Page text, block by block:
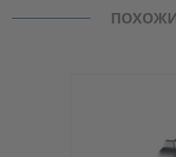
Модель
Бортик